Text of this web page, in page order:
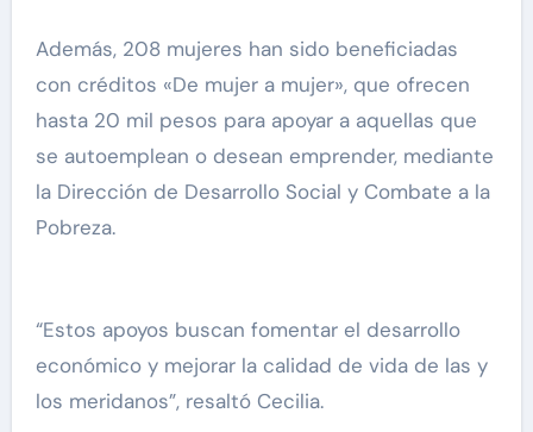
Además, 208 mujeres han sido beneficiadas
con créditos «De mujer a mujer», que ofrecen
hasta 20 mil pesos para apoyar a aquellas que
se autoemplean o desean emprender, mediante
la Dirección de Desarrollo Social y Combate a la
Pobreza.
“Estos apoyos buscan fomentar el desarrollo
económico y mejorar la calidad de vida de las y
los meridanos”, resaltó Cecilia.